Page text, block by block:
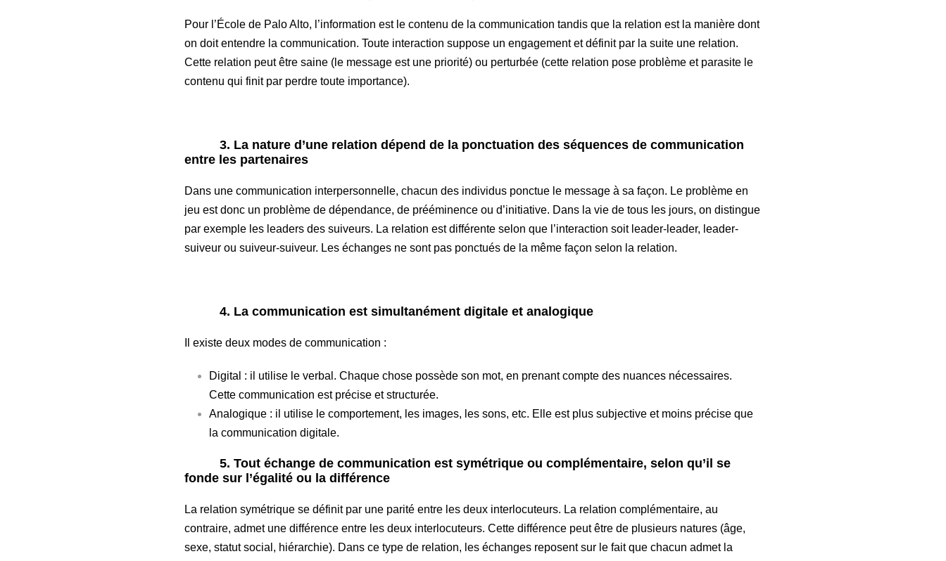
Pour l’École de Palo Alto, l’information est le contenu de la communication tandis que la relation est la manière dont
on doit entendre la communication. Toute interaction suppose un engagement et définit par la suite une relation.
Cette relation peut être saine (le message est une priorité) ou perturbée (cette relation pose problème et parasite le
contenu qui finit par perdre toute importance).
3. La nature d’une relation dépend de la ponctuation des séquences de communication
entre les partenaires
Dans une communication interpersonnelle, chacun des individus ponctue le message à sa façon. Le problème en
jeu est donc un problème de dépendance, de prééminence ou d’initiative. Dans la vie de tous les jours, on distingue
par exemple les leaders des suiveurs. La relation est différente selon que l’interaction soit leader-leader, leader-
suiveur ou suiveur-suiveur. Les échanges ne sont pas ponctués de la même façon selon la relation.
4. La communication est simultanément digitale et analogique
Il existe deux modes de communication :
Digital : il utilise le verbal. Chaque chose possède son mot, en prenant compte des nuances nécessaires.
Cette communication est précise et structurée.
Analogique : il utilise le comportement, les images, les sons, etc. Elle est plus subjective et moins précise que
la communication digitale.
5. Tout échange de communication est symétrique ou complémentaire, selon qu’il se
fonde sur l’égalité ou la différence
La relation symétrique se définit par une parité entre les deux interlocuteurs. La relation complémentaire, au
contraire, admet une différence entre les deux interlocuteurs. Cette différence peut être de plusieurs natures (âge,
sexe, statut social, hiérarchie). Dans ce type de relation, les échanges reposent sur le fait que chacun admet la